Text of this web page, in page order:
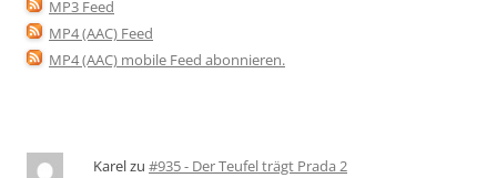
MP3 Feed
MP4 (AAC) Feed
MP4 (AAC) mobile Feed abonnieren.
Karelzu #935 - Der Teufel trägt Prada 2